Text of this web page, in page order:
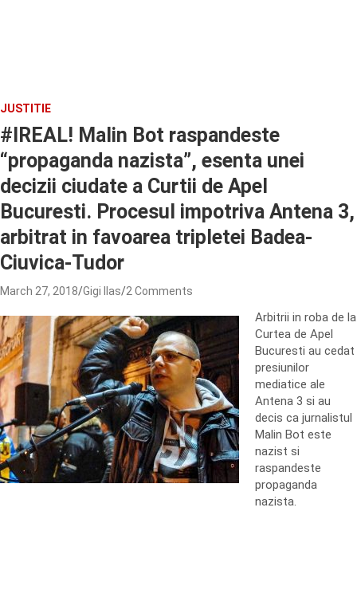
JUSTITIE
#IREAL! Malin Bot raspandeste
“propaganda nazista”, esenta unei
decizii ciudate a Curtii de Apel
Bucuresti. Procesul impotriva Antena 3,
arbitrat in favoarea tripletei Badea-
Ciuvica-Tudor
March 27, 2018 Gigi Ilas 2 Comments
Arbitrii in roba de la
Curtea de Apel
Bucuresti au cedat
presiunilor
mediatice ale
Antena 3 si au
decis ca jurnalistul
Malin Bot este
nazist si
raspandeste
propaganda
nazista.